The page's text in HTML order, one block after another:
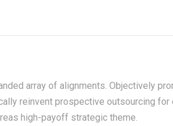
array of alignments. Objectively
reinvent prospective outsourcing for
high-payoff strategic theme.